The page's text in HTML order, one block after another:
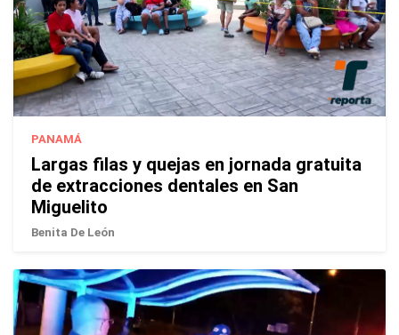
PANAMÁ
Largas filas y quejas en jornada gratuita
de extracciones dentales en San
Miguelito
Benita De León